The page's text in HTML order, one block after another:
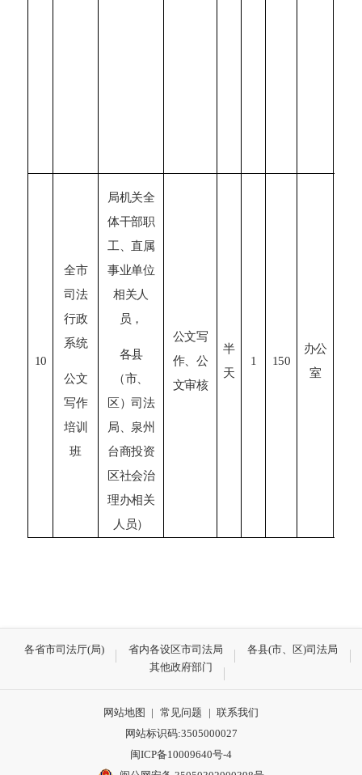
10
全市
司法
行政
系统
公文
写作
培训
班
局机关全
体干部职
工、直属
事业单位
相关人
员，
各县
（市、
区）司法
局、泉州
台商投资
区社会治
理办相关
人员）
公文写
作、公
文审核
半
天
1 150
办公
室
各省市司法厅(局) 省内各设区市司法局
各县(市、区)司法局
其他政府部门
网站地图 | 常见问题 | 联系我们
网站标识码:3505000027
闽ICP备10009640号-4